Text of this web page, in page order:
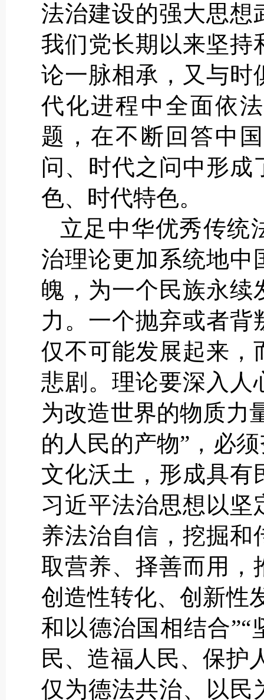
法治建设的强大思想
我们党长期以来坚持
论一脉相承，又与时
代化进程中全面依
题，在不断回答中
问、时代之问中形成
色、时代特色。
立足中华优秀传统
治理论更加系统地中
魄，为一个民族永续
力。一个抛弃或者
仅不可能发展起来，
悲剧。理论要深入人
为改造世界的物质力
的人民的产物”，必
文化沃土，形成具有
习近平法治思想以坚
养法治自信，挖掘和
取营养、择善而用，
创造性转化、创新性
和以德治国相结合
民、造福人民、保护
仅为德法共治、以民